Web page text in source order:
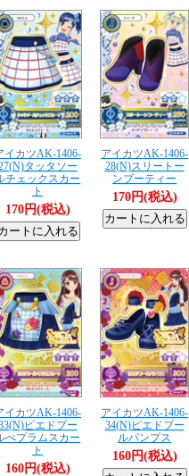
イカツAK-1406-
タッタソー
チェックスカー
ト
170円(税込)
アイカツAK-1406-
28(N)スリートー
ンブーティー
170円(税込)
イカツAK-1406-
ピエドプー
ぺプラムスカー
ト
160円(税込)
アイカツAK-1406-
34(N)ピエドプー
ルパンプス
160円(税込)